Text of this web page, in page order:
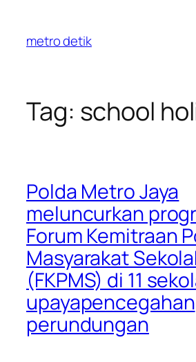
content
metro detik
Tag: school
Polda Metro Jaya
meluncurkan
Forum Kemitraan
Masyarakat
(FKPMS) di 11
upayapencegahan
perundungan